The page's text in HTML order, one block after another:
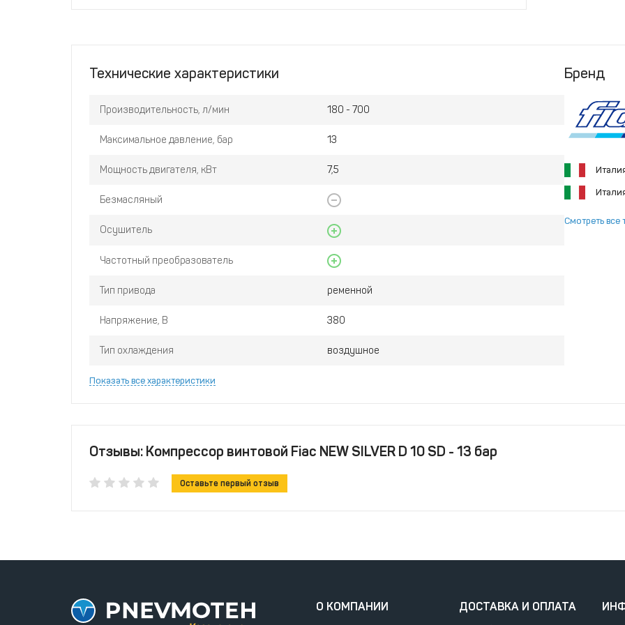
Технические характеристики
Производительность, л/мин 180 - 700
Максимальное давление, бар 13
Мощность двигателя, кВт 7,5
Безмасляный
Осушитель
Частотный преобразователь
Тип привода ременной
Напряжение, В 380
Тип охлаждения воздушное
Показать все характеристики
Бренд
Смотреть все
Отзывы: Компрессор винтовой Fiac NEW SILVER D 10 SD - 13 бар
Оставьте первый отзыв
О КОМПАНИИ ДОСТАВКА И ОПЛАТА